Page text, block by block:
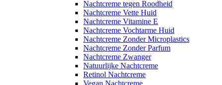
Nachtcreme tegen Roodheid
Nachtcreme Vette Huid
Nachtcreme Vitamine E
Nachtcreme Vochtarme Huid
Nachtcreme Zonder Microplastics
Nachtcreme Zonder Parfum
Nachtcreme Zwanger
Natuurlijke Nachtcreme
Retinol Nachtcreme
Vegan Nachtcreme